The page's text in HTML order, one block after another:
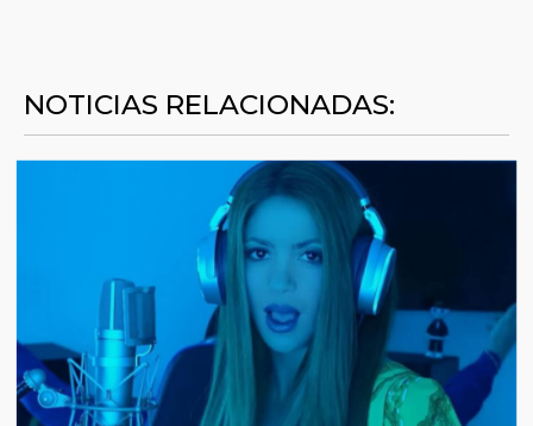
NOTICIAS RELACIONADAS: